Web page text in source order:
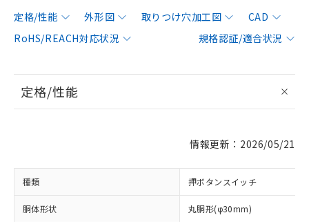
定格/性能 外形図 取りつけ穴加工図
CAD
RoHS/REACH対応状況
規格認証/適合状況
定格/性能
情報更新：2026/05/21
種類 押ボタンスイッチ
胴体形状 丸胴形(φ30mm)